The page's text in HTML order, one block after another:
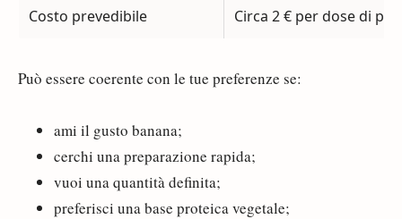
Costo prevedibile Circa 2 € per dose di
Può essere coerente con le tue preferenze se:
ami il gusto banana;
cerchi una preparazione rapida;
vuoi una quantità definita;
preferisci una base proteica vegetale;